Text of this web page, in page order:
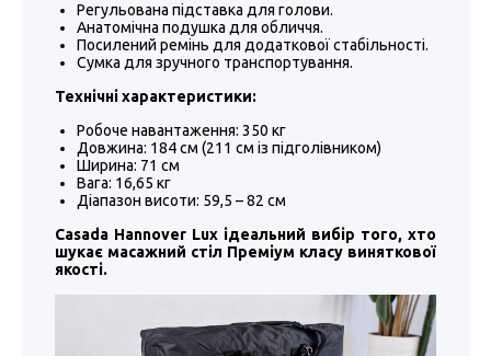
Регульована підставка для голови.
Анатомічна подушка для обличчя.
Посилений ремінь для додаткової стабільності.
Сумка для зручного транспортування.
Технічні характеристики:
Робоче навантаження: 350 кг
Довжина: 184 см (211 см із підголівником)
Ширина: 71 см
Вага: 16,65 кг
Діапазон висоти: 59,5 – 82 см
Casada Hannover Lux ідеальний вибір того, хто
шукає масажний стіл Преміум класу виняткової
якості.